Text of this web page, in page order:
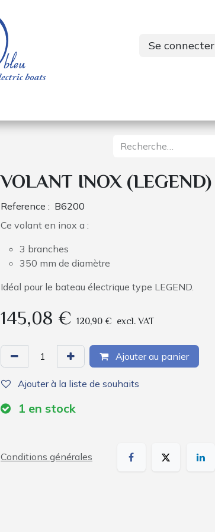
Se connecter
VOLANT INOX (LEGEND)
Reference : B6200
Ce volant en inox a :
3 branches
350 mm de diamètre
Idéal pour le bateau électrique type LEGEND.
145,08 € 120,90 € excl. VAT
Ajouter au panier
Ajouter à la liste de souhaits
1 en stock
Conditions générales